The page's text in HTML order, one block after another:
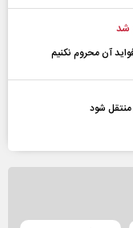
شد
آن محروم نکنیم
شود